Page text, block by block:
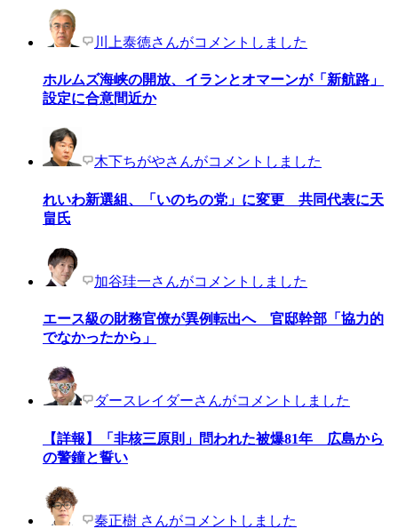
川上泰徳さんがコメントしました
ホルムズ海峡の開放、イランとオマーンが「新航路」
設定に合意間近か
木下ちがやさんがコメントしました
れいわ新選組、「いのちの党」に変更 共同代表に天
畠氏
加谷珪一さんがコメントしました
エース級の財務官僚が異例転出へ 官邸幹部「協力的
でなかったから」
ダースレイダーさんがコメントしました
【詳報】「非核三原則」問われた被爆81年 広島から
の警鐘と誓い
秦正樹 さんがコメントしました